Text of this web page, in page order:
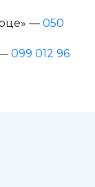
—050
—099 012 96